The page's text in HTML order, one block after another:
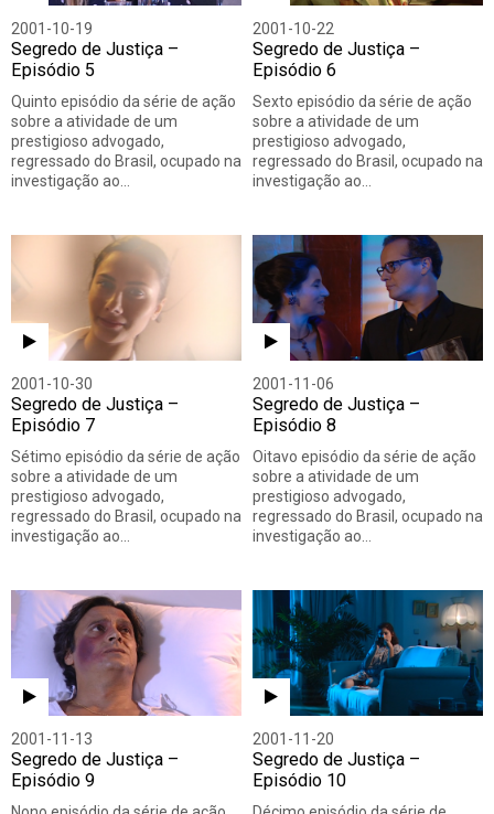
2001-10-19
Segredo de Justiça –
Episódio 5
Quinto episódio da série de ação
sobre a atividade de um
prestigioso advogado,
regressado do Brasil, ocupado na
investigação ao…
2001-10-22
Segredo de Justiça –
Episódio 6
Sexto episódio da série de ação
sobre a atividade de um
prestigioso advogado,
regressado do Brasil, ocupado na
investigação ao…
2001-10-30
Segredo de Justiça –
Episódio 7
Sétimo episódio da série de ação
sobre a atividade de um
prestigioso advogado,
regressado do Brasil, ocupado na
investigação ao…
2001-11-06
Segredo de Justiça –
Episódio 8
Oitavo episódio da série de ação
sobre a atividade de um
prestigioso advogado,
regressado do Brasil, ocupado na
investigação ao…
2001-11-13
Segredo de Justiça –
Episódio 9
2001-11-20
Segredo de Justiça –
Episódio 10